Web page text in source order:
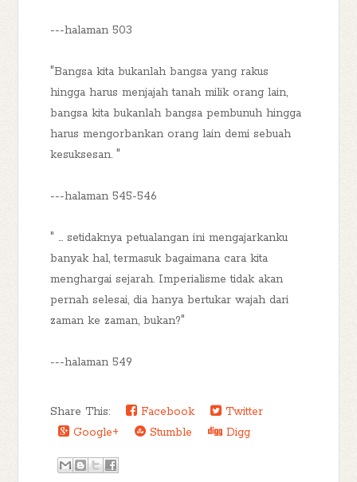
---halaman 503
"Bangsa kita bukanlah bangsa yang rakus
hingga harus menjajah tanah milik orang lain,
bangsa kita bukanlah bangsa pembunuh hingga
harus mengorbankan orang lain demi sebuah
kesuksesan. "
---halaman 545-546
" ... setidaknya petualangan ini mengajarkanku
banyak hal, termasuk bagaimana cara kita
menghargai sejarah. Imperialisme tidak akan
pernah selesai, dia hanya bertukar wajah dari
zaman ke zaman, bukan?"
---halaman 549
Share This: Facebook
Twitter
Google+
Stumble Digg